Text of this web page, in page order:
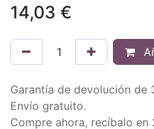
14,03 €
Garantía de devolución de
Envío gratuito.
Compre ahora, recíbalo en